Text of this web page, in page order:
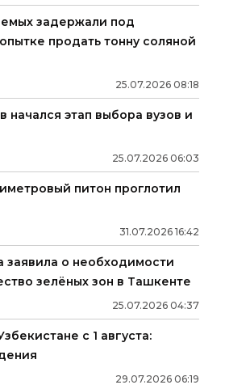
задержали под
продать тонну соляной
25.07.2026 08:18
начался этап выбора вузов и
25.07.2026 06:03
питон проглотил
31.07.2026 16:42
заявила о необходимости
зелёных зон в Ташкенте
25.07.2026 04:37
с 1 августа:
29.07.2026 06:19